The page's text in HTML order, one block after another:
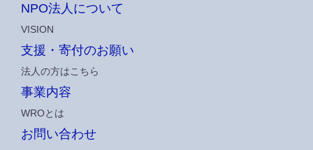
NPO法人について
VISION
支援・寄付のお願い
法人の方はこちら
事業内容
WROとは
お問い合わせ